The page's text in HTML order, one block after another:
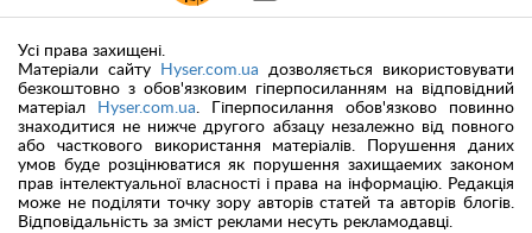
Усі права захищені.
Матеріали сайту
Hyser.com.ua дозволяється використовувати
безкоштовно з обов'язковим гіперпосиланням на відповідний
матеріал
Hyser.com.ua. Гіперпосилання обов'язково повинно
знаходитися не нижче другого абзацу незалежно від повного
або часткового використання матеріалів. Порушення даних
умов буде розцінюватися як порушення захищаемих законом
прав інтелектуальної власності і права на інформацію. Редакція
може не поділяти точку зору авторів статей та авторів блогів.
Відповідальність за зміст реклами несуть рекламодавці.